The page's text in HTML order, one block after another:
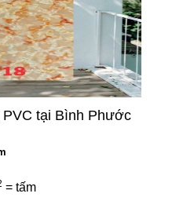
tại Bình Phước
= tấm